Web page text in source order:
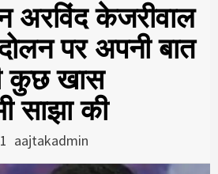
अरविंद केजरीवाल
पर अपनी बात
कुछ खास
साझा की
aajtakadmin